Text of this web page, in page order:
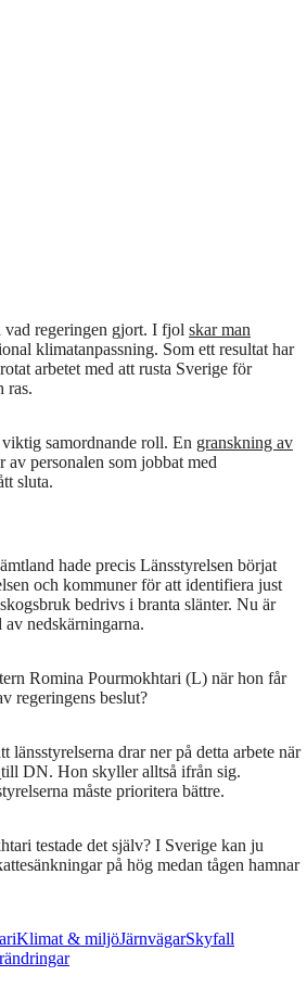
vad regeringen gjort. I fjol skar man
klimatanpassning. Som ett resultat har
arbetet med att rusta Sverige för
ras.
viktig samordnande roll. En granskning av
av personalen som jobbat med
sluta.
hade precis Länsstyrelsen börjat
och kommuner för att identifiera just
bedrivs i branta slänter. Nu är
nedskärningarna.
Romina Pourmokhtari (L) när hon får
regeringens beslut?
länsstyrelserna drar ner på detta arbete när
till DN. Hon skyller alltså ifrån sig.
måste prioritera bättre.
testade det själv? I Sverige kan ju
på hög medan tågen hamnar
Klimat & miljöJärnvägarSkyfall